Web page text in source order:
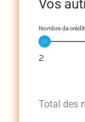
Vos
Nombre de
2
Total des